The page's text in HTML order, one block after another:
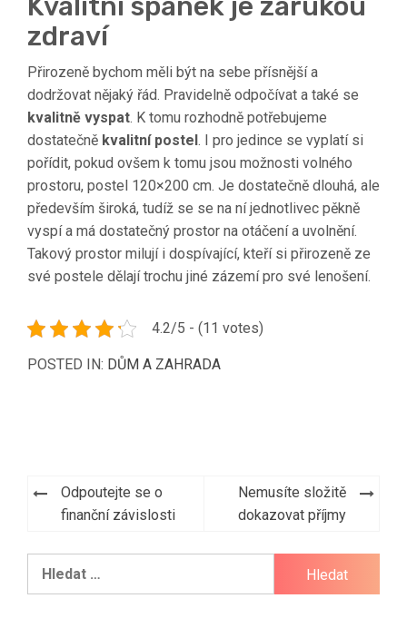
zdraví
Přirozeně bychom měli být na sebe přísnější a
dodržovat nějaký řád. Pravidelně odpočívat a také se
kvalitně vyspat. K tomu rozhodně potřebujeme
dostatečně kvalitní postel. I pro jedince se vyplatí si
pořídit, pokud ovšem k tomu jsou možnosti volného
prostoru, postel 120×200 cm. Je dostatečně dlouhá, ale
především široká, tudíž se se na ní jednotlivec pěkně
vyspí a má dostatečný prostor na otáčení a uvolnění.
Takový prostor milují i dospívající, kteří si přirozeně ze
své postele dělají trochu jiné zázemí pro své lenošení.
4.2/5 - (11 votes)
POSTED IN: DŮM A ZAHRADA
Navigace
pro
příspěvek
Odpoutejte se o
finanční závislosti
Nemusíte složitě
dokazovat příjmy